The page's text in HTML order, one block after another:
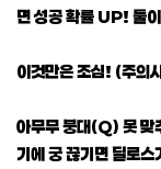
면 성공 확률 UP! 둘
이것만은 조심! (주의
아무무 붕대(Q) 못 맞
기에 궁 끊기면 딜로